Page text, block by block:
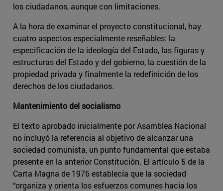
los ciudadanos, aunque con limitaciones.
A la hora de examinar el proyecto constitucional, hay
cuatro aspectos especialmente reseñables: la
especificación de la ideología del Estado, las figuras y
estructuras del Estado y del gobierno, la cuestión de la
propiedad privada y finalmente la redefinición de los
derechos de los ciudadanos.
Mantenimiento del socialismo
El texto aprobado inicialmente por Asamblea Nacional
no incluyó la referencia al objetivo de alcanzar una
sociedad comunista, un punto fundamental que estaba
presente en la anterior Constitución. El artículo 5 de la
Carta Magna de 1976 establecía que la sociedad
“organiza y orienta los esfuerzos comunes hacia los